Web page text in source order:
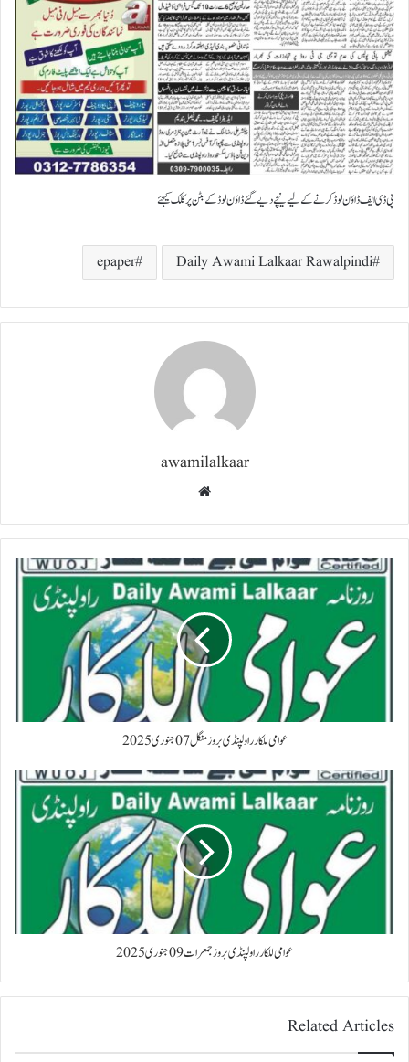
پی ڈی ایف ڈاؤن لوڈ کرنے کے لیے نیچے دیے گئے ڈاؤن لوڈ کے بٹن پر کلک کیجئے
Daily Awami Lalkaar Rawalpindi
epaper
awamilalkaar
عوامی للکار راولپنڈی بروز منگل 07 جنوری 2025
عوامی للکار راولپنڈی بروز جمعرات 09 جنوری 2025
Related Articles